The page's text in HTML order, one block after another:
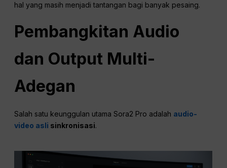
hal yang masih menjadi tantangan bagi banyak pesaing.
Pembangkitan Audio
dan Output Multi-
Adegan
Salah satu keunggulan utama Sora2 Pro adalah audio-
video asli sinkronisasi.